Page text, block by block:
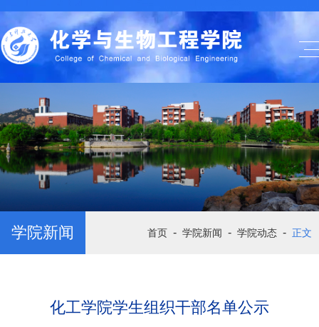
学院新闻 首页 - 学院新闻 - 学院动态 - 正文
化工学院学生组织干部名单公示